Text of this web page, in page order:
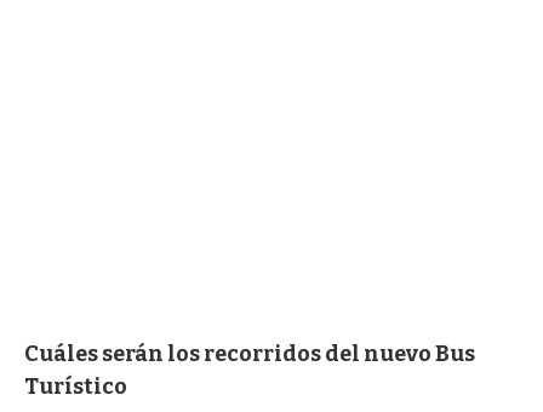
Cuáles serán los recorridos del nuevo Bus
Turístico